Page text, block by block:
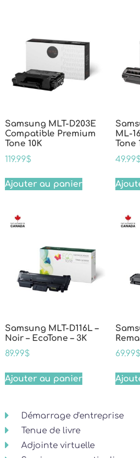
Samsung MLT-D203E
Compatible Premium
Tone 10K
119.99$
Ajouter au panier
ML-
Tone
49.99
Samsung MLT-D116L –
Noir – EcoTone – 3K
89.99$
Ajouter au panier
69.99$
Démarrage d'entreprise
Tenue de livre
Adjointe virtuelle